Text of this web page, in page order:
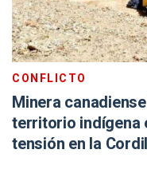
CONFLICTO
Minera
territorio indígena
tensión en la